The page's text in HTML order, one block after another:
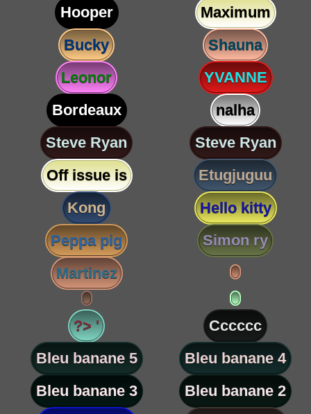
Hooper
Maximum
Bucky
Shauna
Leonor
YVANNE
Bordeaux
nalha
Steve Ryan
Steve Ryan
Off issue is
Etugjuguu
Kong
Hello kitty
Peppa pig
Simon ry
Martinez
?> '
Cccccc
Bleu banane 5
Bleu banane 4
Bleu banane 3
Bleu banane 2